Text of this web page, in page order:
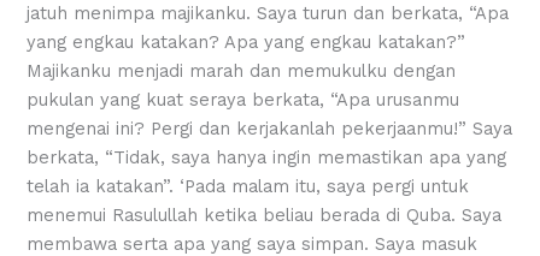
jatuh menimpa majikanku. Saya turun dan berkata, “Apa
yang engkau katakan? Apa yang engkau katakan?”
Majikanku menjadi marah dan memukulku dengan
pukulan yang kuat seraya berkata, “Apa urusanmu
mengenai ini? Pergi dan kerjakanlah pekerjaanmu!” Saya
berkata, “Tidak, saya hanya ingin memastikan apa yang
telah ia katakan”. ‘Pada malam itu, saya pergi untuk
menemui Rasulullah ketika beliau berada di Quba. Saya
membawa serta apa yang saya simpan. Saya masuk